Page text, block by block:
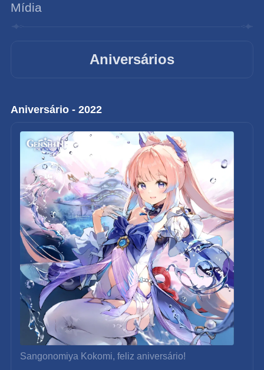
Mídia
Aniversários
Aniversário - 2022
Sangonomiya Kokomi, feliz aniversário!